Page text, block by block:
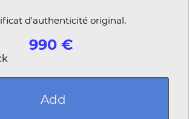
d'authenticité original.
990 €
Add